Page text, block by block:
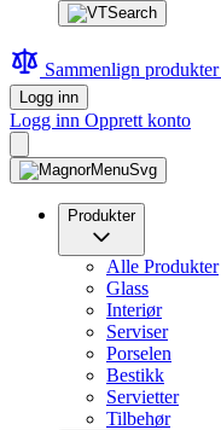
Sammenlign produkter
Logg inn
Logg inn Opprett konto
Produkter
Alle Produkter
Glass
Interiør
Serviser
Porselen
Bestikk
Servietter
Tilbehør